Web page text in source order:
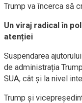
Trump va încerca să
Un viraj radical în
atenției
Suspendarea
de administrația
SUA, cât și la nivel
Trump și